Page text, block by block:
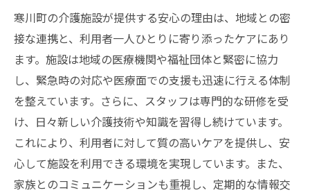
寒川町の介護施設が提供する安心の理由は、地域との密
接な連携と、利用者一人ひとりに寄り添ったケアにあり
ます。施設は地域の医療機関や福祉団体と緊密に協力
し、緊急時の対応や医療面での支援も迅速に行える体制
を整えています。さらに、スタッフは専門的な研修を受
け、日々新しい介護技術や知識を習得し続けています。
これにより、利用者に対して質の高いケアを提供し、安
心して施設を利用できる環境を実現しています。また、
家族とのコミュニケーションも重視し、定期的な情報交